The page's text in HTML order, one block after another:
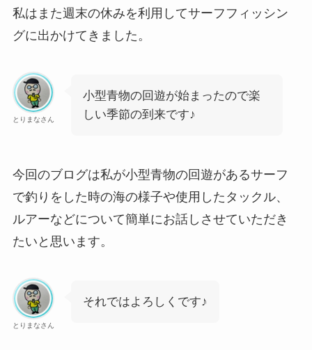
私はまた週末の休みを利用してサーフフィッシン
グに出かけてきました。
とりまなさん
小型青物の回遊が始まったので楽
しい季節の到来です♪
今回のブログは私が小型青物の回遊があるサーフ
で釣りをした時の海の様子や使用したタックル、
ルアーなどについて簡単にお話しさせていただき
たいと思います。
とりまなさん
それではよろしくです♪